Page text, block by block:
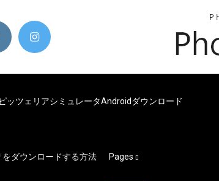
ッツェリアシミュレータandroidダウンロード
ダウンロードする方法 Pages